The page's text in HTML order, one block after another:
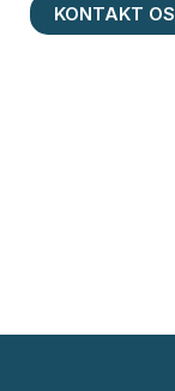
KONTAKT OS